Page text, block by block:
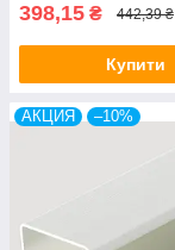
398,15 ₴ 442,39 ₴
Купити
АКЦИЯ –10%